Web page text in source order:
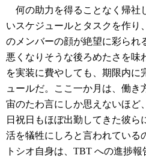
何の助力を得ることなく帰社
いスケジュールとタスクを作り
のメンバーの顔が絶望に彩られ
悪くなりそうな後ろめたさを味
を実装に費やしても、期限内に
ュールだ。ここ一か月は、働き
宙のたわ言にしか思えないほど
日祝日もほぼ出勤してきた彼ら
活を犠牲にしろと言われている
トシオ自身は、TBT への進捗